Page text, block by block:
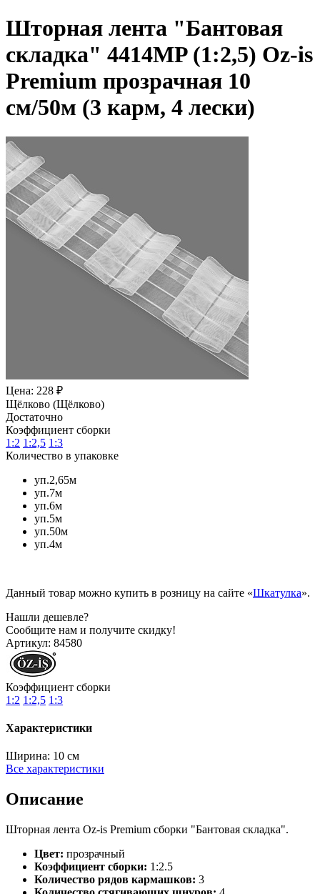
Шторная лента "Бантовая
складка" 4414MP (1:2,5) Oz-is
Premium прозрачная 10
см/50м (3 карм, 4 лески)
Цена: 228 ₽
Щёлково (Щёлково)
Достаточно
Коэффициент сборки
1:2 1:2,5 1:3
Количество в упаковке
уп.2,65м
уп.7м
уп.6м
уп.5м
уп.50м
уп.4м
Данный товар можно купить в розницу на сайте «Шкатулка».
Нашли дешевле?
Сообщите нам и получите скидку!
Артикул: 84580
Коэффициент сборки
1:2 1:2,5 1:3
Характеристики
Ширина: 10 см
Все характеристики
Описание
Шторная лента Oz-is Premium сборки "Бантовая складка".
Цвет: прозрачный
Коэффициент сборки: 1:2.5
Количество рядов кармашков: 3